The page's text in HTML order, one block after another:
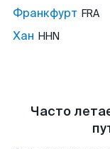
Франкфурт FRA
Хан HHN
Часто